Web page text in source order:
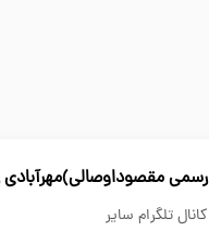
رسمی مقصوداوصالی)مهرآبادی
کانال تلگرام سایر